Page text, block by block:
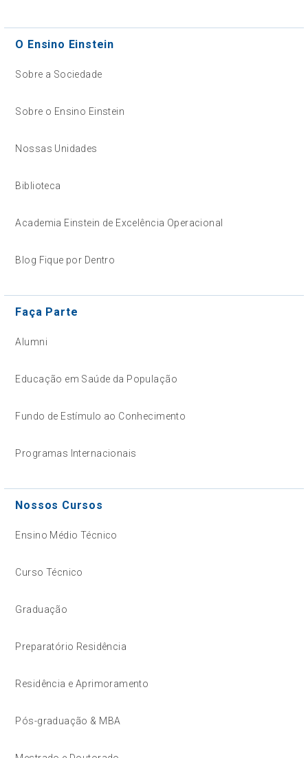
O Ensino Einstein
Sobre a Sociedade
Sobre o Ensino Einstein
Nossas Unidades
Biblioteca
Academia Einstein de Excelência Operacional
Blog Fique por Dentro
Faça Parte
Alumni
Educação em Saúde da População
Fundo de Estímulo ao Conhecimento
Programas Internacionais
Nossos Cursos
Ensino Médio Técnico
Curso Técnico
Graduação
Preparatório Residência
Residência e Aprimoramento
Pós-graduação & MBA